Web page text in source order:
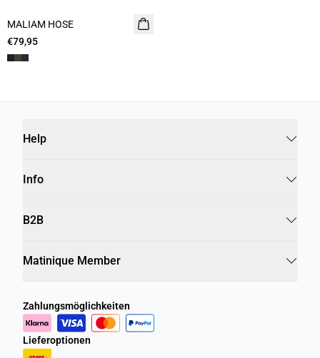
MALIAM HOSE
€79,95
Help
Info
B2B
Matinique Member
Zahlungsmöglichkeiten
Lieferoptionen